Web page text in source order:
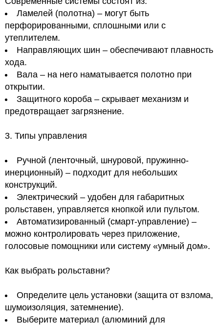
Ламелей (полотна) – могут быть
перфорированными, сплошными или с
утеплителем.
Направляющих шин – обеспечивают плавность
хода.
Вала – на него наматывается полотно при
открытии.
Защитного короба – скрывает механизм и
предотвращает загрязнение.
3. Типы управления
Ручной (ленточный, шнуровой, пружинно-
инерционный) – подходит для небольших
конструкций.
Электрический – удобен для габаритных
рольставен, управляется кнопкой или пультом.
Автоматизированный (смарт-управление) –
можно контролировать через приложение,
голосовые помощники или систему «умный дом».
Как выбрать рольставни?
Определите цель установки (защита от взлома,
шумоизоляция, затемнение).
Выберите материал (алюминий для